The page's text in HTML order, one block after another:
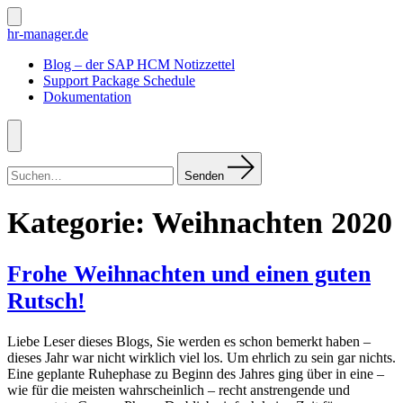
Zum
Inhalt
Suche
ein-/ausblenden
hr-manager.de
Blog – der SAP HCM Notizzettel
Support Package Schedule
Dokumentation
Menü
nach:
Senden
Kategorie: Weihnachten 2020
Frohe Weihnachten und einen guten
Rutsch!
Liebe Leser dieses Blogs, Sie werden es schon bemerkt haben –
dieses Jahr war nicht wirklich viel los. Um ehrlich zu sein gar nichts.
Eine geplante Ruhephase zu Beginn des Jahres ging über in eine –
wie für die meisten wahrscheinlich – recht anstrengende und